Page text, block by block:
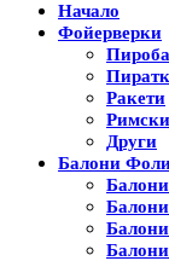
Начало
Фойерверки
Ракети
Други
Балони